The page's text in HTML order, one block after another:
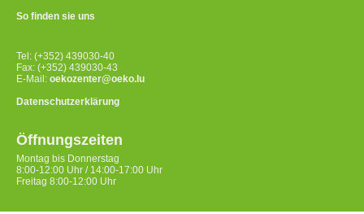
So finden sie uns
Tel: (+352) 439030-40
Fax: (+352) 439030-43
E-Mail: oekozenter@oeko.lu
Datenschutzerklärung
Öffnungszeiten
Montag bis Donnerstag
8:00-12:00 Uhr / 14:00-17:00 Uhr
Freitag 8:00-12:00 Uhr